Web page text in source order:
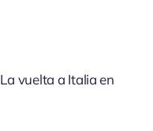
vuelta a Italia en